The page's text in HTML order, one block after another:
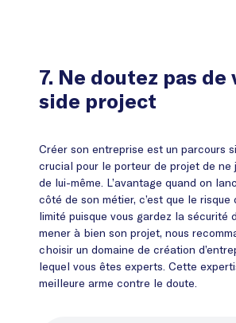
7. Ne doutez pas de
side project
Créer son entreprise est un parcours
crucial pour le porteur de projet de ne
de lui-même. L’avantage quand on
côté de son métier, c’est que le risque
limité puisque vous gardez la sécurité
mener à bien son projet, nous
choisir un domaine de création
lequel vous êtes experts. Cette
meilleure arme contre le doute.